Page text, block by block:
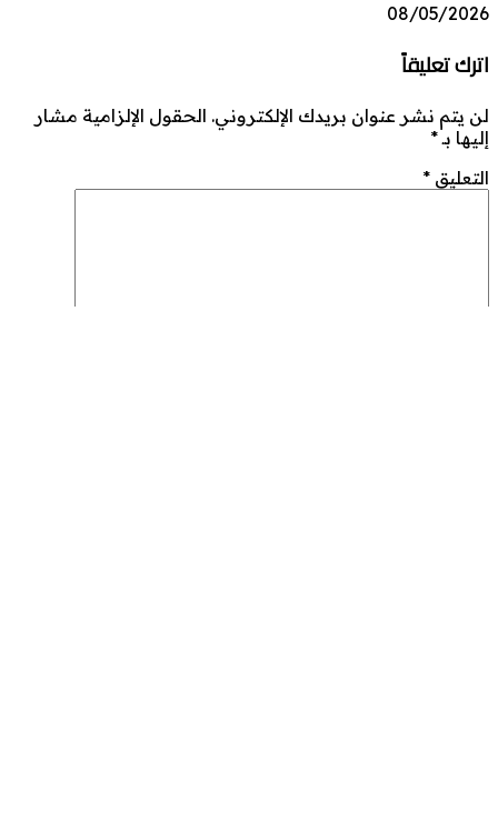
08/05/2026
اترك تعليقاً
لن يتم نشر عنوان بريدك الإلكتروني. الحقول الإلزامية مشار
إليها بـ*
التعليق *